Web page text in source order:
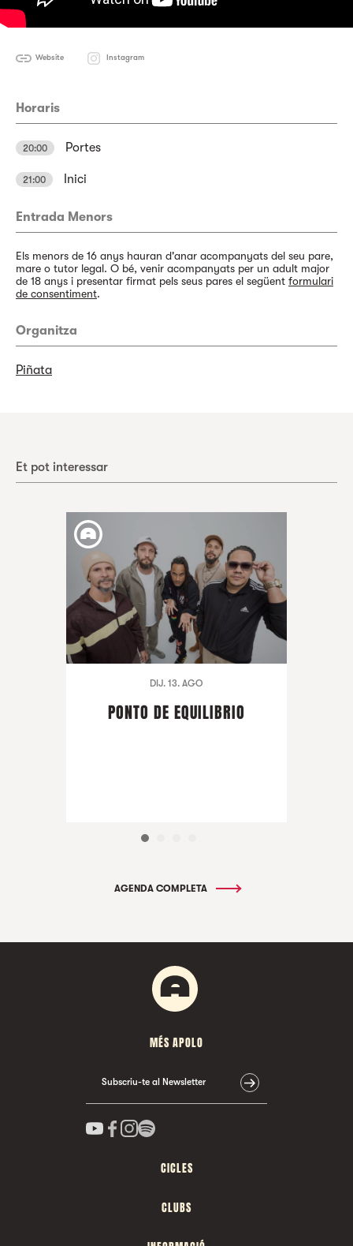
Website Instagram
Horaris
20:00 Portes
21:00 Inici
Entrada Menors
Els menors de 16 anys hauran d'anar acompanyats del seu pare,
mare o tutor legal. O bé, venir acompanyats per un adult major
de 18 anys i presentar firmat pels seus pares el següent formulari
de consentiment.
Organitza
Piñata
Et pot interessar
DIJ. 13. AGO
PONTO DE EQUILIBRIO
AGENDA COMPLETA
MÉS APOLO
Subscriu-te al Newsletter
CICLES
CLUBS